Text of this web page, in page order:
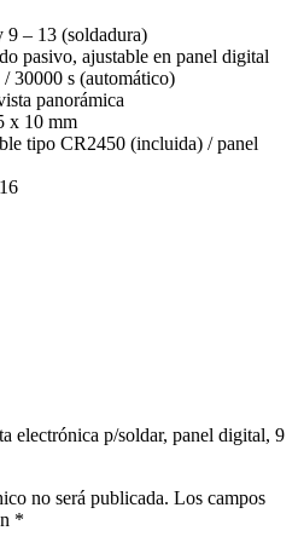
9 – 13 (soldadura)
pasivo, ajustable en panel digital
30000 s (automático)
panorámica
x 10 mm
tipo CR2450 (incluida) / panel
electrónica p/soldar, panel digital, 9
no será publicada. Los campos
*